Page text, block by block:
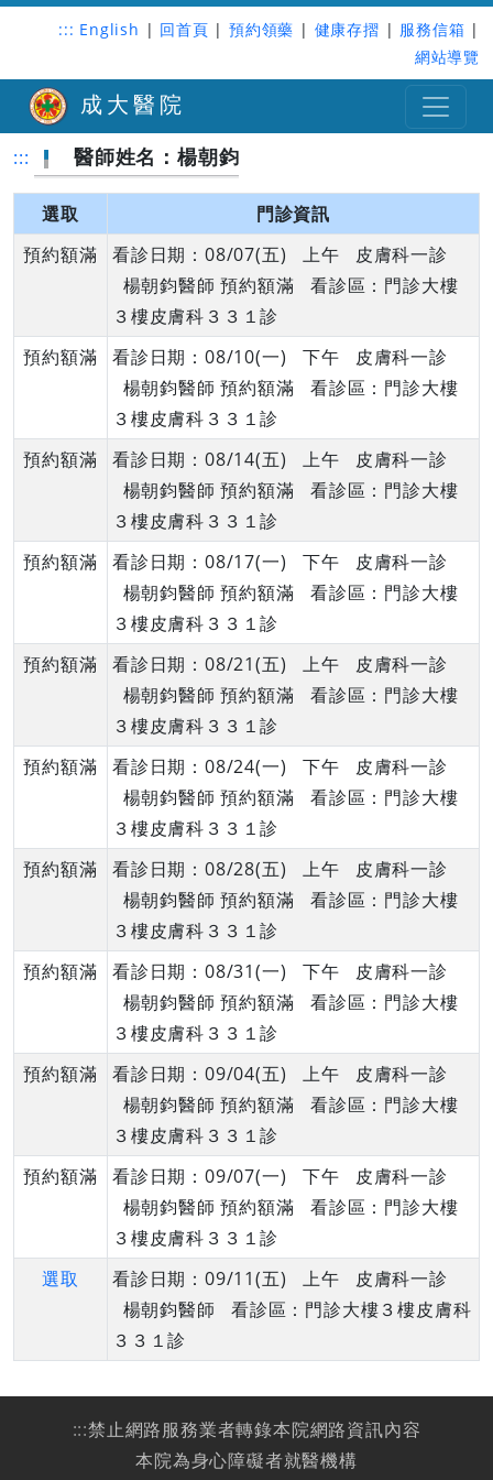
::: English | 回首頁 | 預約領藥 | 健康存摺 | 服務信箱 |
網站導覽
成大醫院
::: 醫師姓名：楊朝鈞
選取
門診資訊
預約額滿
看診日期：08/07(五) 上午 皮膚科一診
楊朝鈞醫師 預約額滿 看診區：門診大樓
３樓皮膚科３３１診
預約額滿
看診日期：08/10(一) 下午 皮膚科一診
楊朝鈞醫師 預約額滿 看診區：門診大樓
３樓皮膚科３３１診
預約額滿
看診日期：08/14(五) 上午 皮膚科一診
楊朝鈞醫師 預約額滿 看診區：門診大樓
３樓皮膚科３３１診
預約額滿
看診日期：08/17(一) 下午 皮膚科一診
楊朝鈞醫師 預約額滿 看診區：門診大樓
３樓皮膚科３３１診
預約額滿
看診日期：08/21(五) 上午 皮膚科一診
楊朝鈞醫師 預約額滿 看診區：門診大樓
３樓皮膚科３３１診
預約額滿
看診日期：08/24(一) 下午 皮膚科一診
楊朝鈞醫師 預約額滿 看診區：門診大樓
３樓皮膚科３３１診
預約額滿
看診日期：08/28(五) 上午 皮膚科一診
楊朝鈞醫師 預約額滿 看診區：門診大樓
３樓皮膚科３３１診
預約額滿
看診日期：08/31(一) 下午 皮膚科一診
楊朝鈞醫師 預約額滿 看診區：門診大樓
３樓皮膚科３３１診
預約額滿
看診日期：09/04(五) 上午 皮膚科一診
楊朝鈞醫師 預約額滿 看診區：門診大樓
３樓皮膚科３３１診
預約額滿
看診日期：09/07(一) 下午 皮膚科一診
楊朝鈞醫師 預約額滿 看診區：門診大樓
３樓皮膚科３３１診
選取
看診日期：09/11(五) 上午 皮膚科一診
楊朝鈞醫師 看診區：門診大樓３樓皮膚科
３３１診
:::禁止網路服務業者轉錄本院網路資訊內容
本院為身心障礙者就醫機構